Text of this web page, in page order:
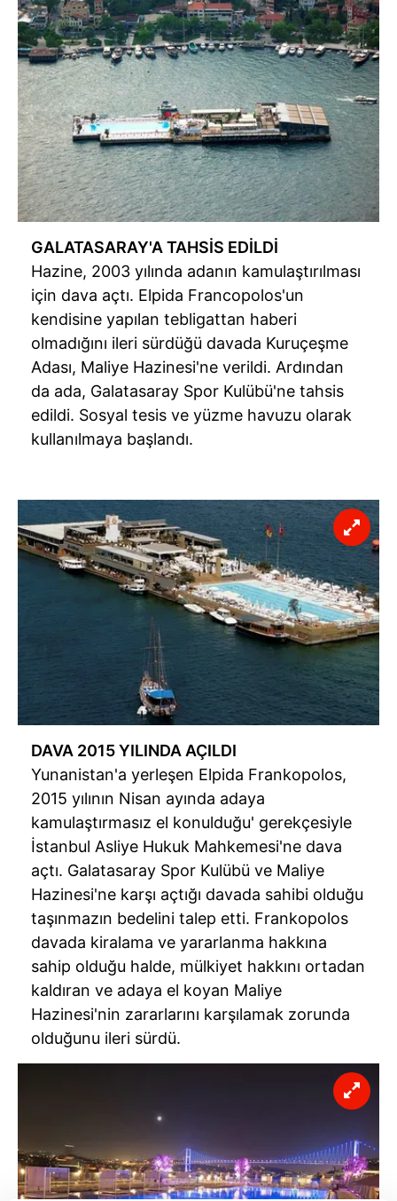
GALATASARAY'A TAHSİS EDİLDİ
Hazine, 2003 yılında adanın kamulaştırılması
için dava açtı. Elpida Francopolos'un
kendisine yapılan tebligattan haberi
olmadığını ileri sürdüğü davada Kuruçeşme
Adası, Maliye Hazinesi'ne verildi. Ardından
da ada, Galatasaray Spor Kulübü'ne tahsis
edildi. Sosyal tesis ve yüzme havuzu olarak
kullanılmaya başlandı.
DAVA 2015 YILINDA AÇILDI
Yunanistan'a yerleşen Elpida Frankopolos,
2015 yılının Nisan ayında adaya
kamulaştırmasız el konulduğu' gerekçesiyle
İstanbul Asliye Hukuk Mahkemesi'ne dava
açtı. Galatasaray Spor Kulübü ve Maliye
Hazinesi'ne karşı açtığı davada sahibi olduğu
taşınmazın bedelini talep etti. Frankopolos
davada kiralama ve yararlanma hakkına
sahip olduğu halde, mülkiyet hakkını ortadan
kaldıran ve adaya el koyan Maliye
Hazinesi'nin zararlarını karşılamak zorunda
olduğunu ileri sürdü.